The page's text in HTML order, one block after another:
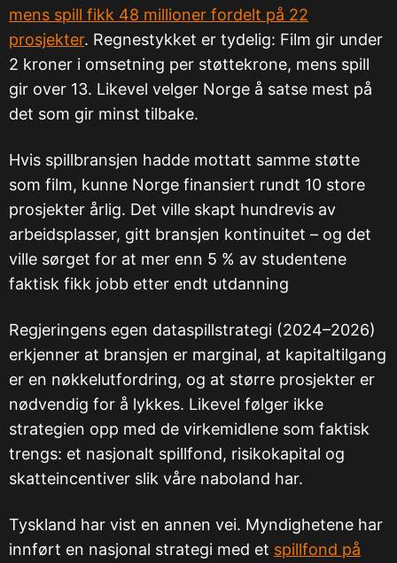
mens spill fikk 48 millioner fordelt på 22
prosjekter. Regnestykket er tydelig: Film gir under
2 kroner i omsetning per støttekrone, mens spill
gir over 13. Likevel velger Norge å satse mest på
det som gir minst tilbake.
Hvis spillbransjen hadde mottatt samme støtte
som film, kunne Norge finansiert rundt 10 store
prosjekter årlig. Det ville skapt hundrevis av
arbeidsplasser, gitt bransjen kontinuitet – og det
ville sørget for at mer enn 5 % av studentene
faktisk fikk jobb etter endt utdanning
Regjeringens egen dataspillstrategi (2024–2026)
erkjenner at bransjen er marginal, at kapitaltilgang
er en nøkkelutfordring, og at større prosjekter er
nødvendig for å lykkes. Likevel følger ikke
strategien opp med de virkemidlene som faktisk
trengs: et nasjonalt spillfond, risikokapital og
skatteincentiver slik våre naboland har.
Tyskland har vist en annen vei. Myndighetene har
innført en nasjonal strategi med et spillfond på